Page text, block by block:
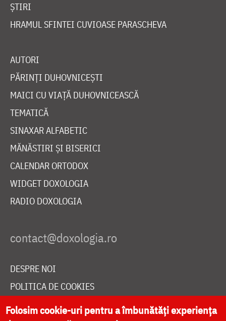
ȘTIRI
HRAMUL SFINTEI CUVIOASE PARASCHEVA
AUTORI
PĂRINȚI DUHOVNICEȘTI
MAICI CU VIAȚĂ DUHOVNICEASCĂ
TEMATICĂ
SINAXAR ALFABETIC
MĂNĂSTIRI ȘI BISERICI
CALENDAR ORTODOX
WIDGET DOXOLOGIA
RADIO DOXOLOGIA
DESPRE NOI
POLITICA DE COOKIES
DONEAZĂ ONLINE PENTRU CATEDRALA NAȚIONALĂ
Folosim cookie-uri pentru a îmbunătăți experiența